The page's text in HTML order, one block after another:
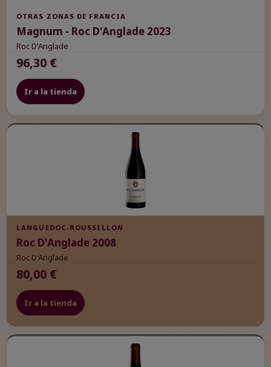
OTRAS ZONAS DE FRANCIA
Magnum - Roc D'Anglade 2023
Roc D'Anglade
96,30 €
Ir a la tienda
LANGUEDOC-ROUSSILLON
Roc D'Anglade 2008
Roc D'Anglade
80,00 €
Ir a la tienda